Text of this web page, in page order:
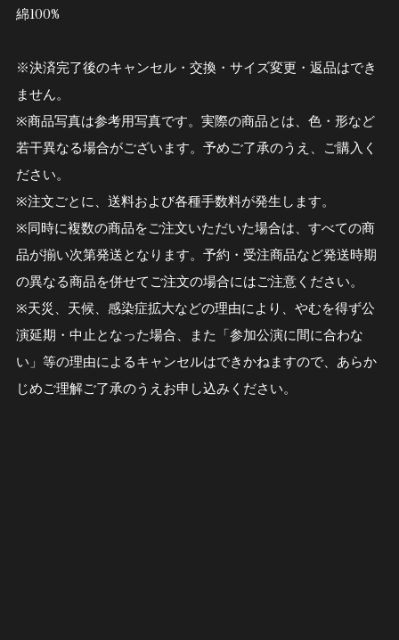
綿100%
※決済完了後のキャンセル・交換・サイズ変更・返品はでき
ません。
※商品写真は参考用写真です。実際の商品とは、色・形など
若干異なる場合がございます。予めご了承のうえ、ご購入く
ださい。
※注文ごとに、送料および各種手数料が発生します。
※同時に複数の商品をご注文いただいた場合は、すべての商
品が揃い次第発送となります。予約・受注商品など発送時期
の異なる商品を併せてご注文の場合にはご注意ください。
※天災、天候、感染症拡大などの理由により、やむを得ず公
演延期・中止となった場合、また「参加公演に間に合わな
い」等の理由によるキャンセルはできかねますので、あらか
じめご理解ご了承のうえお申し込みください。